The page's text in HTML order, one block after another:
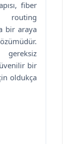
fiber
routing
bir araya
bir
oldukça